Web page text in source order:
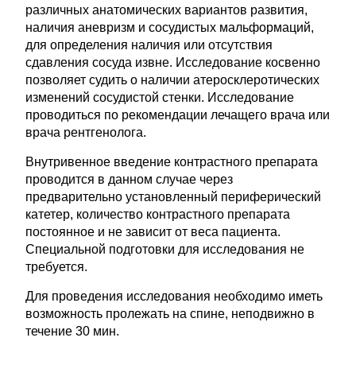
различных анатомических вариантов развития,
наличия аневризм и сосудистых мальформаций,
для определения наличия или отсутствия
сдавления сосуда извне. Исследование косвенно
позволяет судить о наличии атеросклеротических
изменений сосудистой стенки. Исследование
проводиться по рекомендации лечащего врача или
врача рентгенолога.
Внутривенное введение контрастного препарата
проводится в данном случае через
предварительно установленный периферический
катетер, количество контрастного препарата
постоянное и не зависит от веса пациента.
Специальной подготовки для исследования не
требуется.
Для проведения исследования необходимо иметь
возможность пролежать на спине, неподвижно в
течение 30 мин.